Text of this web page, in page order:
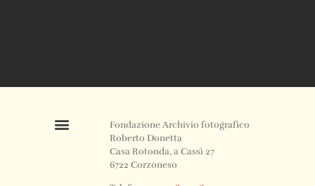
Fondazione Archivio fotografico
Roberto Donetta
Casa Rotonda, a Cassì 27
6722 Corzoneso